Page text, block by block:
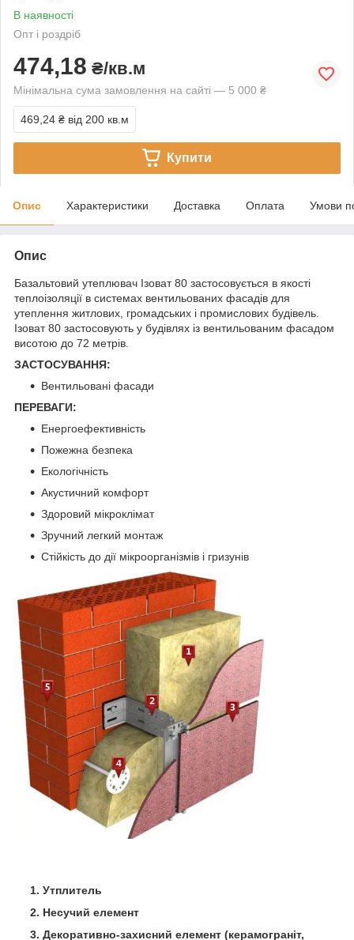
В наявності
Опт і роздріб
474,18 ₴/кв.м
Мінімальна сума замовлення на сайті — 5 000 ₴
469,24 ₴ від 200 кв.м
Купити
Опис Характеристики Доставка Оплата Умови
Опис
Базальтовий утеплювач Ізоват 80 застосовується в якості
теплоізоляції в системах вентильованих фасадів для
утеплення житлових, громадських і промислових будівель.
Ізоват 80 застосовують у будівлях із вентильованим фасадом
висотою до 72 метрів.
ЗАСТОСУВАННЯ:
Вентильовані фасади
ПЕРЕВАГИ:
Енергоефективність
Пожежна безпека
Екологічність
Акустичний комфорт
Здоровий мікроклімат
Зручний легкий монтаж
Стійкість до дії мікроорганізмів і гризунів
1. Утплитель
2. Несучий елемент
3. Декоративно-захисний елемент (керамограніт,